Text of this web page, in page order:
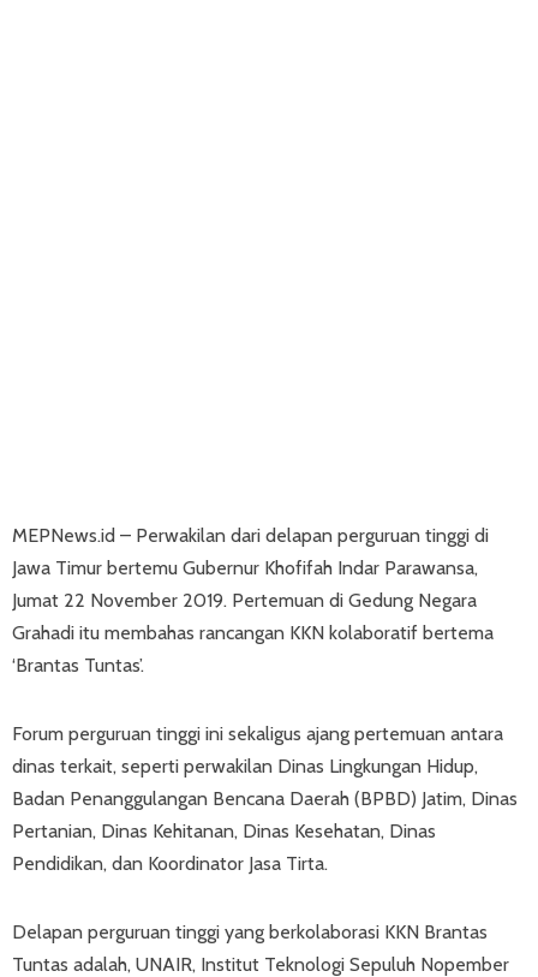
MEPNews.id – Perwakilan dari delapan perguruan tinggi di
Jawa Timur bertemu Gubernur Khofifah Indar Parawansa,
Jumat 22 November 2019. Pertemuan di Gedung Negara
Grahadi itu membahas rancangan KKN kolaboratif bertema
‘Brantas Tuntas’.
Forum perguruan tinggi ini sekaligus ajang pertemuan antara
dinas terkait, seperti perwakilan Dinas Lingkungan Hidup,
Badan Penanggulangan Bencana Daerah (BPBD) Jatim, Dinas
Pertanian, Dinas Kehitanan, Dinas Kesehatan, Dinas
Pendidikan, dan Koordinator Jasa Tirta.
Delapan perguruan tinggi yang berkolaborasi KKN Brantas
Tuntas adalah, UNAIR, Institut Teknologi Sepuluh Nopember